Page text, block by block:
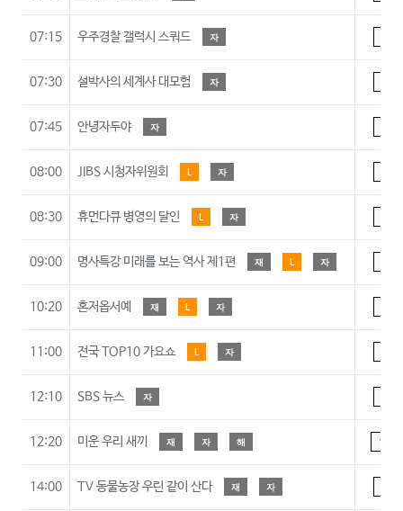
07:15 우주경찰 갤럭시 스쿼드 자
07:30 설박사의 세계사 대모험 자
07:45 안녕자두야 자
08:00 JIBS 시청자위원회 L 자
08:30 휴먼다큐 병영의 달인 L 자
09:00 명사특강 미래를 보는 역사 제1편 재 L 자
10:20 혼저옵서예 재 L 자
11:00 전국 TOP10 가요쇼 L 자
12:10 SBS 뉴스 자
12:20 미운 우리 새끼 재 자 해 15
14:00 TV 동물농장 우린 같이 산다 재 자